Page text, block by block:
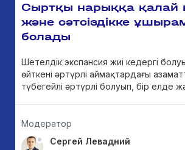
Сыртқы нарыққа қалай
және сәтсіздікке
болады
Шетелдік экспансия жиі кедергі
өйткені әртүрлі аймақтардағы
түбегейлі әртүрлі болуып, бір елде
Модератор
Сергей Левадний